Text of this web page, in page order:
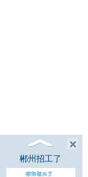
郴州招工了